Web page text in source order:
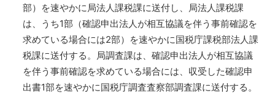
部）を速やかに局法人課税課に送付し、局法人課税課
は、うち1部（確認申出法人が相互協議を伴う事前確認を
求めている場合には2部）を速やかに国税庁課税部法人課
税課に送付する。局調査課は、確認申出法人が相互協議
を伴う事前確認を求めている場合には、収受した確認申
出書1部を速やかに国税庁調査査察部調査課に送付する。